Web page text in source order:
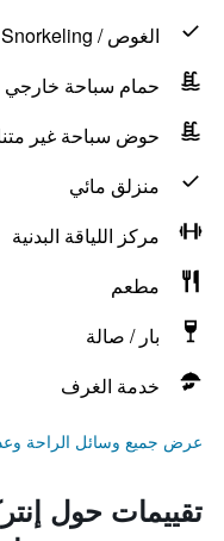
الغوص / Snorkeling
حمام سباحة خارجي
حوض سباحة غير
منزلق مائي
مركز اللياقة البدنية
مطعم
بار / صالة
خدمة الغرف
عرض جميع وسائل الراحة
تقييمات حول